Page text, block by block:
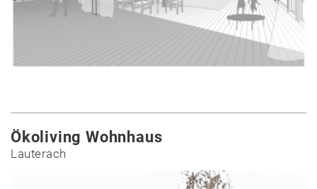
Ökoliving Wohnhaus
Lauterach